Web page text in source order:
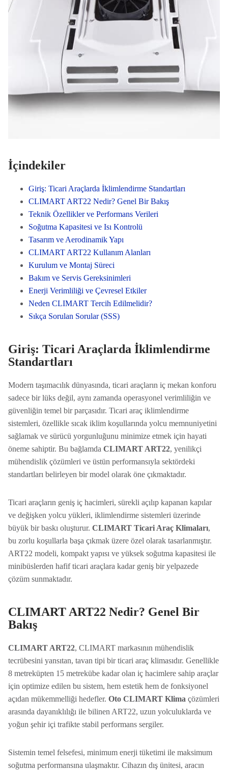
İçindekiler
Giriş: Ticari Araçlarda İklimlendirme Standartları
CLIMART ART22 Nedir? Genel Bir Bakış
Teknik Özellikler ve Performans Verileri
Soğutma Kapasitesi ve Isı Kontrolü
Tasarım ve Aerodinamik Yapı
CLIMART ART22 Kullanım Alanları
Kurulum ve Montaj Süreci
Bakım ve Servis Gereksinimleri
Enerji Verimliliği ve Çevresel Etkiler
Neden CLIMART Tercih Edilmelidir?
Sıkça Sorulan Sorular (SSS)
Giriş: Ticari Araçlarda İklimlendirme
Standartları
Modern taşımacılık dünyasında, ticari araçların iç mekan konforu
sadece bir lüks değil, aynı zamanda operasyonel verimliliğin ve
güvenliğin temel bir parçasıdır. Ticari araç iklimlendirme
sistemleri, özellikle sıcak iklim koşullarında yolcu memnuniyetini
sağlamak ve sürücü yorgunluğunu minimize etmek için hayati
öneme sahiptir. Bu bağlamda CLIMART ART22, yenilikçi
mühendislik çözümleri ve üstün performansıyla sektördeki
standartları belirleyen bir model olarak öne çıkmaktadır.
Ticari araçların geniş iç hacimleri, sürekli açılıp kapanan kapılar
ve değişken yolcu yükleri, iklimlendirme sistemleri üzerinde
büyük bir baskı oluşturur. CLIMART Ticari Araç Klimaları,
bu zorlu koşullarla başa çıkmak üzere özel olarak tasarlanmıştır.
ART22 modeli, kompakt yapısı ve yüksek soğutma kapasitesi ile
minibüslerden hafif ticari araçlara kadar geniş bir yelpazede
çözüm sunmaktadır.
CLIMART ART22 Nedir? Genel Bir
Bakış
CLIMART ART22, CLIMART markasının mühendislik
tecrübesini yansıtan, tavan tipi bir ticari araç klimasıdır. Genellikle
8 metreküpten 15 metrekübe kadar olan iç hacimlere sahip araçlar
için optimize edilen bu sistem, hem estetik hem de fonksiyonel
açıdan mükemmelliği hedefler. Oto CLIMART Klima çözümleri
arasında dayanıklılığı ile bilinen ART22, uzun yolculuklarda ve
yoğun şehir içi trafikte stabil performans sergiler.
Sistemin temel felsefesi, minimum enerji tüketimi ile maksimum
soğutma performansına ulaşmaktır. Cihazın dış ünitesi, aracın